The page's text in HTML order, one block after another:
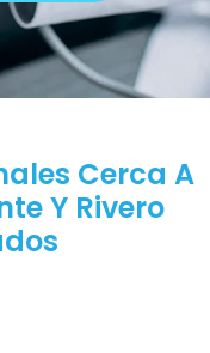
Cerca A
Y Rivero